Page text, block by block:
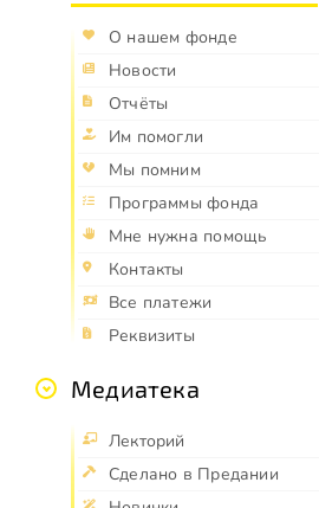
О нашем фонде
Новости
Отчёты
Им помогли
Мы помним
Программы фонда
Мне нужна помощь
Контакты
Все платежи
Реквизиты
Медиатека
Лекторий
Сделано в Предании